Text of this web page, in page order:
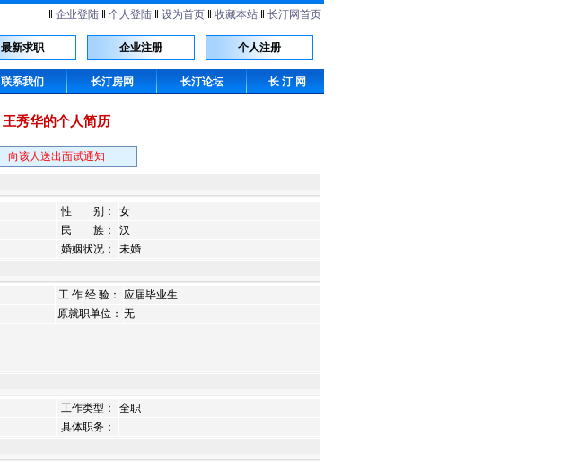
企业登陆 个人登陆 设为首页 收藏本站 长汀网首页
最新求职 企业注册 个人注册
联系我们 长汀房网 长汀论坛
长 汀 网
王秀华的个人简历
向该人送出面试通知
性 别：
女
民 族：
汉
婚姻状况： 未婚
工 作 经 验：
应届毕业生
原就职单位： 无
工作类型：
全职
具体职务：